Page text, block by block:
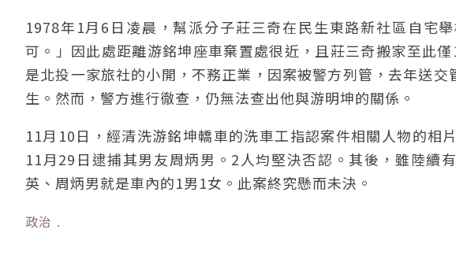
1978年1月6日凌晨，幫派分子莊三奇在民生東路新社區自宅
可。」因此處距離游銘坤座車棄置處很近，且莊三奇搬家至此
是北投一家旅社的小開，不務正業，因案被警方列管，去年送
生。然而，警方進行徹查，仍無法查出他與游明坤的關係。
11月10日，經清洗游銘坤轎車的洗車工指認案件相關人物的相
11月29日逮捕其男友周炳男。2人均堅決否認。其後，雖陸續
英、周炳男就是車內的1男1女。此案終究懸而未決。
政治 ﹒